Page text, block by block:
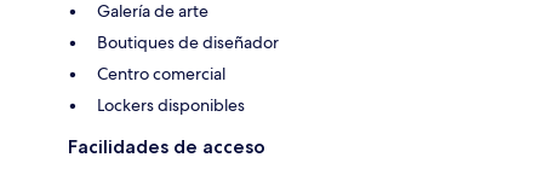
Galería de arte
Boutiques de diseñador
Centro comercial
Lockers disponibles
Facilidades de acceso